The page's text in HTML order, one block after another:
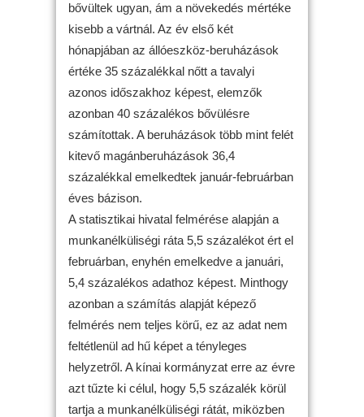
bővültek ugyan, ám a növekedés mértéke
kisebb a vártnál. Az év első két
hónapjában az állóeszköz-beruházások
értéke 35 százalékkal nőtt a tavalyi
azonos időszakhoz képest, elemzők
azonban 40 százalékos bővülésre
számítottak. A beruházások több mint felét
kitevő magánberuházások 36,4
százalékkal emelkedtek január-februárban
éves bázison.
A statisztikai hivatal felmérése alapján a
munkanélküliségi ráta 5,5 százalékot ért el
februárban, enyhén emelkedve a januári,
5,4 százalékos adathoz képest. Minthogy
azonban a számítás alapját képező
felmérés nem teljes körű, ez az adat nem
feltétlenül ad hű képet a tényleges
helyzetről. A kínai kormányzat erre az évre
azt tűzte ki célul, hogy 5,5 százalék körül
tartja a munkanélküliségi rátát, miközben